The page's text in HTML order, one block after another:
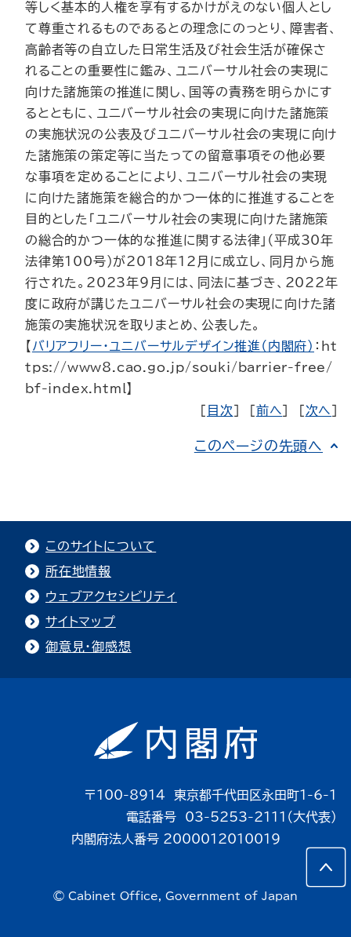
等しく基本的人権を享有するかけがえのない個人とし
て尊重されるものであるとの理念にのっとり、障害者、
高齢者等の自立した日常生活及び社会生活が確保さ
れることの重要性に鑑み、ユニバーサル社会の実現に
向けた諸施策の推進に関し、国等の責務を明らかにす
るとともに、ユニバーサル社会の実現に向けた諸施策
の実施状況の公表及びユニバーサル社会の実現に向け
た諸施策の策定等に当たっての留意事項その他必要
な事項を定めることにより、ユニバーサル社会の実現
に向けた諸施策を総合的かつ一体的に推進することを
目的とした「ユニバーサル社会の実現に向けた諸施策
の総合的かつ一体的な推進に関する法律」（平成30年
法律第100号）が2018年12月に成立し、同月から施
行された。2023年９月には、同法に基づき、2022年
度に政府が講じたユニバーサル社会の実現に向けた諸
施策の実施状況を取りまとめ、公表した。
【 バリアフリー・ユニバーサルデザイン推進（内閣府） ：ht
tps://www8.cao.go.jp/souki/barrier-free/
bf-index.html】
目次 前へ 次へ
このページの先頭へ
このサイトについて
所在地情報
ウェブアクセシビリティ
サイトマップ
御意見・御感想
〒100-8914 東京都千代田区永田町1-6-1
電話番号 03-5253-2111（大代表）
内閣府法人番号 2000012010019
© Cabinet Office, Government of Japan